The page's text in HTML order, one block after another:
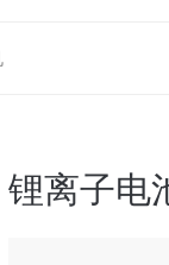
锂离子电